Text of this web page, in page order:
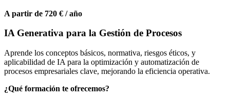
A partir de 720 € / año
IA Generativa para la Gestión de Procesos
Aprende los conceptos básicos, normativa, riesgos éticos, y
aplicabilidad de IA para la optimización y automatización de
procesos empresariales clave, mejorando la eficiencia operativa.
¿Qué formación te ofrecemos?